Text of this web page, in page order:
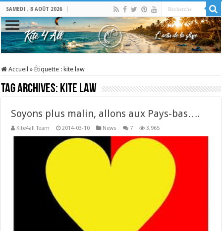
SAMEDI , 8 AOÛT 2026
Accueil » Étiquette : kite law
Tag Archives: kite law
Soyons plus malin, allons aux Pays-bas….
Kite4all Team 2014-03-10 News 7 3,965